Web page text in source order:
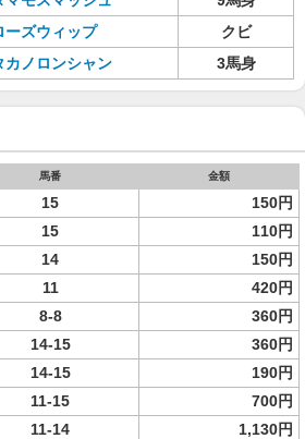
ーズウィップ
クビ
カノロンシャン 3馬身
馬番 金額
15 150円
15
110円
14
150円
11
420円
8-8
360円
14-15 360円
14-15
190円
11-15
700円
11-14
1,130円